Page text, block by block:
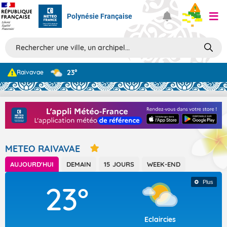
Polynésie Française
TOUS LES RÉSULTATS
Raivavae 23°
METEO RAIVAVAE
AUJOURD'HUI DEMAIN 15 JOURS WEEK-END
Plus
23°
Eclaircies